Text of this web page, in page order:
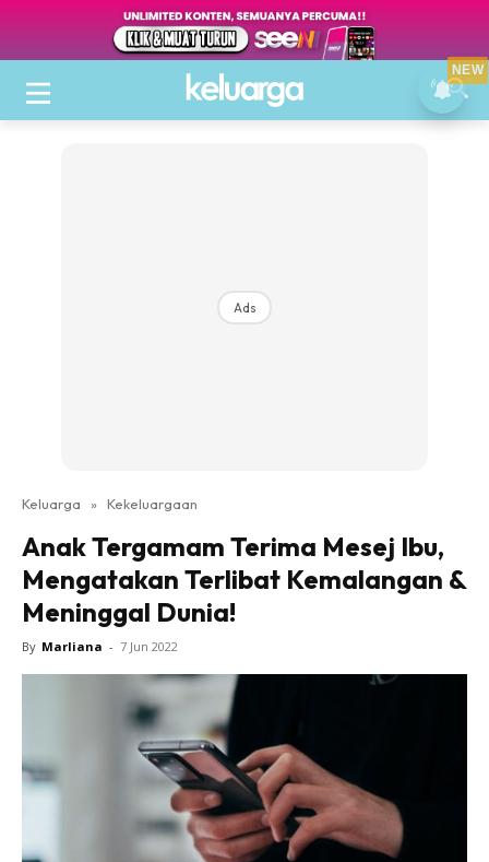
Ads
Keluarga » Kekeluargaan
Anak Tergamam Terima Mesej Ibu,
Mengatakan Terlibat Kemalangan &
Meninggal Dunia!
By Marliana - 7 Jun 2022
NEW